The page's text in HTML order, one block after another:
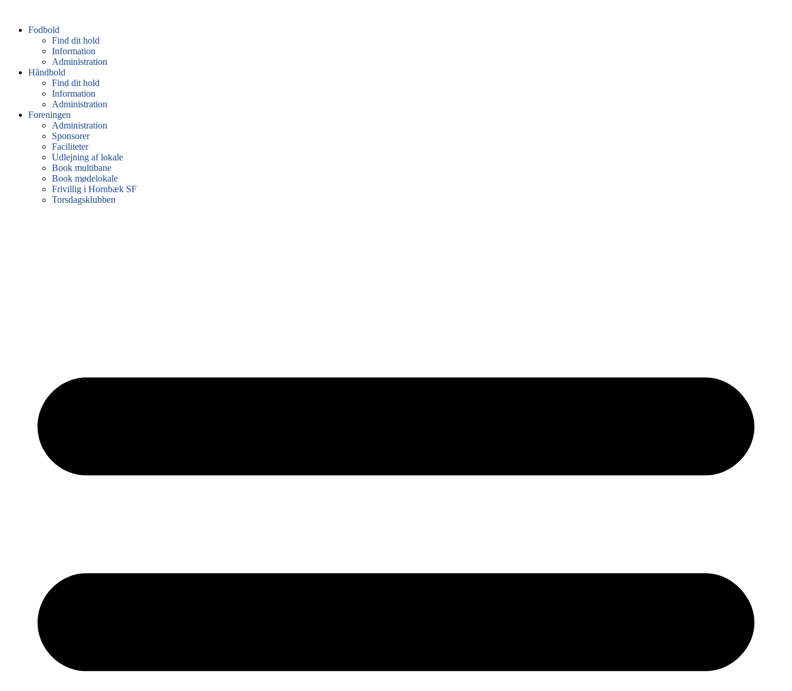
Fodbold
Find dit hold
Information
Administration
Håndbold
Find dit hold
Information
Administration
Foreningen
Administration
Sponsorer
Faciliteter
Udlejning af lokale
Book multibane
Book mødelokale
Frivillig i Hornbæk SF
Torsdagsklubben